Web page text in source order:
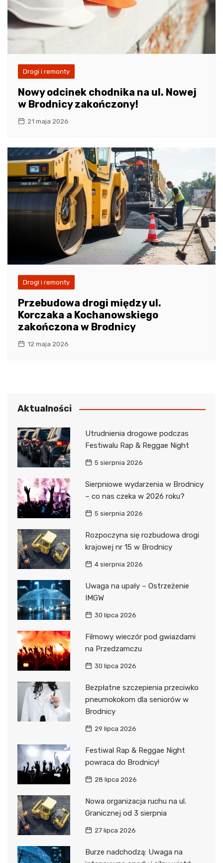
Drogi i remonty
Nowy odcinek chodnika na ul. Nowej
w Brodnicy zakończony!
21 maja 2026
Drogi i remonty
Przebudowa drogi między ul.
Korczaka a Kochanowskiego
zakończona w Brodnicy
12 maja 2026
Aktualności
Utrudnienia drogowe podczas
Festiwalu Rap & Reggae Night
5 sierpnia 2026
Sierpniowe wydarzenia w Brodnicy
– co nas czeka w 2026 roku?
5 sierpnia 2026
Rozpoczyna się rozbudowa drogi
krajowej nr 15 w Brodnicy
4 sierpnia 2026
Uwaga na upały – Ostrzeżenie
IMGW
30 lipca 2026
Filmowy wieczór pod gwiazdami
na Przedzamczu
30 lipca 2026
Bezpłatne szczepienia przeciwko
pneumokokom dla seniorów w
Brodnicy
29 lipca 2026
Festiwal Rap & Reggae Night
powraca do Brodnicy!
28 lipca 2026
Nowa organizacja ruchu na ul.
Granicznej od 3 sierpnia
27 lipca 2026
Burze nadchodzą: Uwaga na